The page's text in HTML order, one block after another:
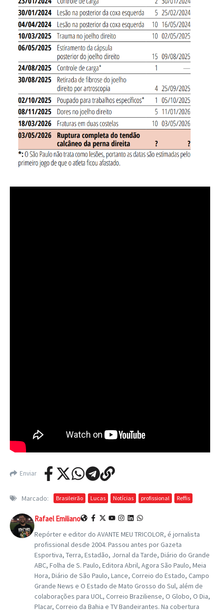
Enviar
Marcado: Brasileirão Lucas Notícias profissional Reffis
Rafael Emiliano
Repórter e editor do AVANTE MEU TRICOLOR, é jornalista
profissional desde 2004. Passou antes por Gazeta
Esportiva, Terra, Estadão, Jornal da Tarde, Diário do Grande
ABC, Folha de S. Paulo, Editora Abril, Agora São Paulo, Meia
Hora, Diário de São Paulo, Lance, Correio do Estado, Campo
Grande News e O Estado de Mato Grosso do Sul, além de
colaborações para UOL, Correio Braziliense, O Globo, O Dia,
Placar, Correio da Bahia e TV Bandeirantes. Na cobertura